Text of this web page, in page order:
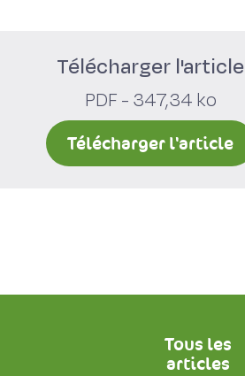
Télécharger l'article
PDF - 347,34 ko
Télécharger l'article
Tous les
articles